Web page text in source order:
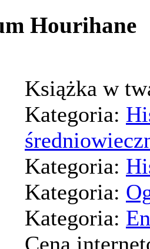
Hourihane
Książka w
Kategoria:
Kategoria:
Kategoria:
Kategoria:
Cena